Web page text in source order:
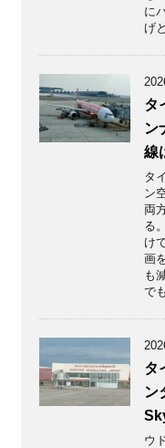
に
げ
タ
ン
線
タ
ン
両
る
け
画
も
で
タ
ン
ウ